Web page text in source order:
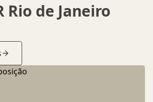
Rio de Janeiro